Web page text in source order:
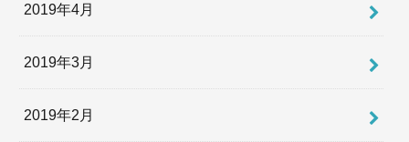
2019年4月
2019年3月
2019年2月